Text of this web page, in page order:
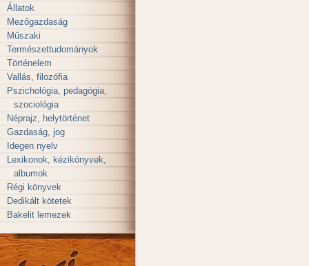
Állatok
Mezőgazdaság
Műszaki
Természettudományok
Történelem
Vallás, filozófia
Pszichológia, pedagógia,
szociológia
Néprajz, helytörténet
Gazdaság, jog
Idegen nyelv
Lexikonok, kézikönyvek,
albumok
Régi könyvek
Dedikált kötetek
Bakelit lemezek